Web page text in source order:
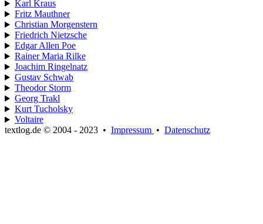
Karl Kraus
Fritz Mauthner
Christian Morgenstern
Friedrich Nietzsche
Edgar Allen Poe
Rainer Maria Rilke
Joachim Ringelnatz
Gustav Schwab
Theodor Storm
Georg Trakl
Kurt Tucholsky
Voltaire
textlog.de © 2004 - 2023 • Impressum • Datenschutz